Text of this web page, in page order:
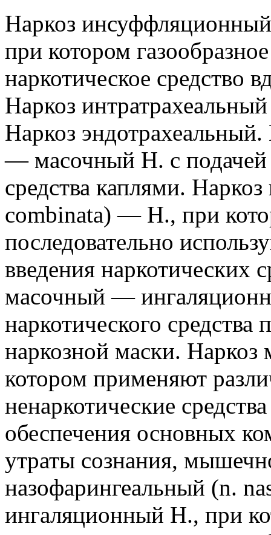
Наркоз
при котором
наркотическое средство
Наркоз
Наркоз
— масочный Н. с подачей
средства каплями.
combinata) — Н., при
последовательно
введения наркотических
масочный —
наркотического
наркозной маски.
котором применяют
ненаркотические
обеспечения основных
утраты сознания,
назофарингеальный (n.
ингаляционный Н., при